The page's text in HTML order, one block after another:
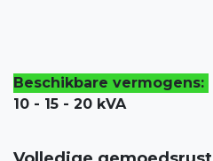
Beschikbare vermogens:
10 - 15 - 20 kVA